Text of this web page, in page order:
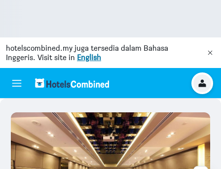
hotelscombined.my juga tersedia dalam Bahasa
Inggeris. Visit site in English